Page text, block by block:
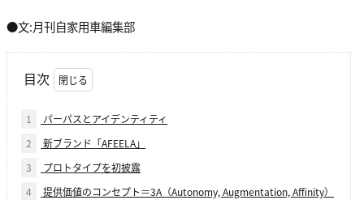
●文:月刊自家用車編集部
目次
1
パーパスとアイデンティティ
2
新ブランド「AFEELA」
3
プロトタイプを初披露
4
提供価値のコンセプト＝3A（Autonomy, Augmentation, Affinity）